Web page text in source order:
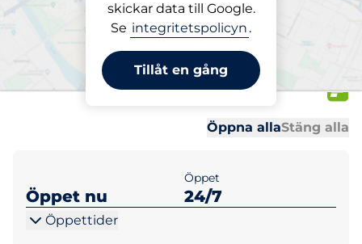
skickar data till Google.
Se integritetspolicyn .
Tillåt en gång
Parkering på plats
Gustavslundsvägen 141-
145 Garage
Öppna allaStäng alla
Öppet nu
Öppet
24/7
Öppettider